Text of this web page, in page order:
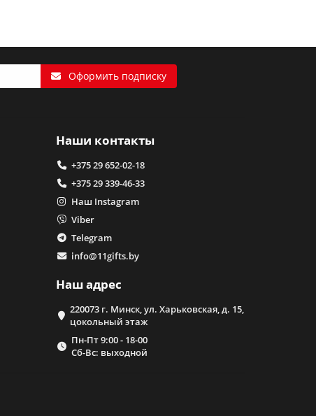
Оформить подписку
Наши контакты
+375 29 652-02-18
+375 29 339-46-33
Наш Instagram
Viber
Telegram
info@11gifts.by
Наш адрес
220073 г. Минск, ул. Харьковская, д. 15,
цокольный этаж
Пн-Пт 9:00 - 18-00
Сб-Вс: выходной